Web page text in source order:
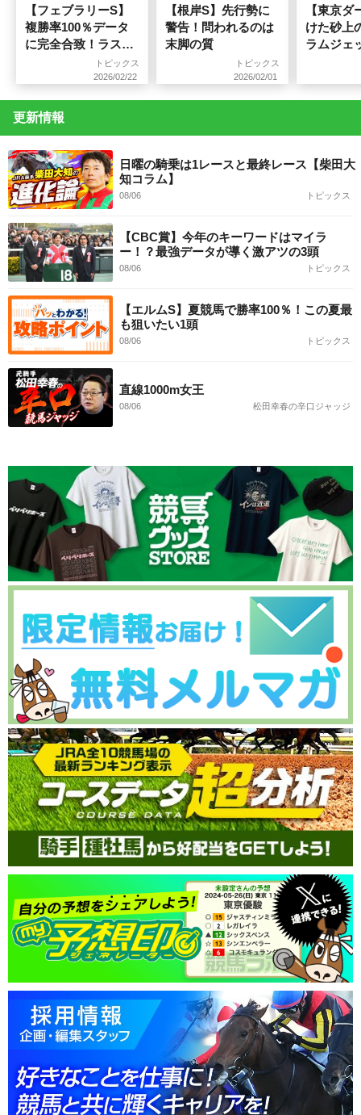
【フェブラリーS】
複勝率100％データ
に完全合致！ラスト
G1で恩返しを狙う
「執念の一頭」！
トピックス
2026/02/22
【根岸S】先行勢に
警告！問われるのは
末脚の質
トピックス
2026/02/01
【東京ダ
けた砂上
ラムジェ
更新情報
日曜の騎乗は1レースと最終レース【柴田大
知コラム】
トピックス
08/06
【CBC賞】今年のキーワードはマイラ
ー！？最強データが導く激アツの3頭
トピックス
08/06
【エルムS】夏競馬で勝率100％！この夏最
も狙いたい1頭
トピックス
08/06
直線1000m女王
松田幸春の辛口ジャッジ
08/06